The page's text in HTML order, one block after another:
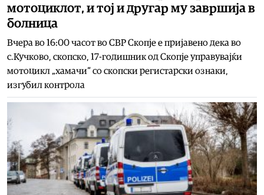
мотоциклот, и тој и другар му завршија в
болница
Вчера во 16:00 часот во СВР Скопје е пријавено дека во
с.Кучково, скопско, 17-годишник од Скопје управувајќи
мотоцикл „хамачи“ со скопски регистарски ознаки,
изгубил контрола